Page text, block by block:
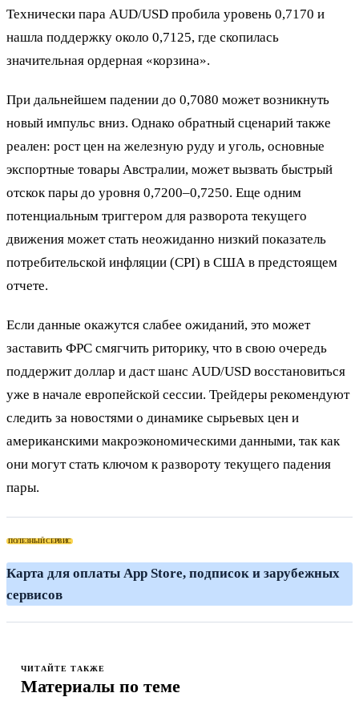
Технически пара AUD/USD пробила уровень 0,7170 и
нашла поддержку около 0,7125, где скопилась
значительная ордерная «корзина».
При дальнейшем падении до 0,7080 может возникнуть
новый импульс вниз. Однако обратный сценарий также
реален: рост цен на железную руду и уголь, основные
экспортные товары Австралии, может вызвать быстрый
отскок пары до уровня 0,7200–0,7250. Еще одним
потенциальным триггером для разворота текущего
движения может стать неожиданно низкий показатель
потребительской инфляции (CPI) в США в предстоящем
отчете.
Если данные окажутся слабее ожиданий, это может
заставить ФРС смягчить риторику, что в свою очередь
поддержит доллар и даст шанс AUD/USD восстановиться
уже в начале европейской сессии. Трейдеры рекомендуют
следить за новостями о динамике сырьевых цен и
американскими макроэкономическими данными, так как
они могут стать ключом к развороту текущего падения
пары.
ПОЛЕЗНЫЙ СЕРВИС
Карта для оплаты App Store, подписок и зарубежных
сервисов
ЧИТАЙТЕ ТАКЖЕ
Материалы по теме